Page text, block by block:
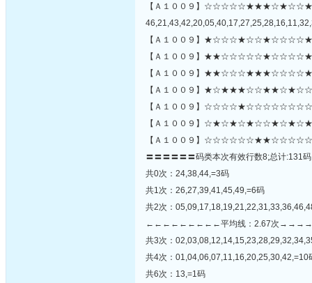
【Ａ１００９】
【Ａ１００９】
【Ａ１００９】
【Ａ１００９】
【Ａ１００９】
【Ａ１００９】
【Ａ１００９】
【Ａ１００９】
〓〓〓〓〓〓码类本次有效行数8;总计:131
共0次：24,38,44,=3码
共1次：26,27,39,41,45,49,=6码
共2次：
←←←←←←←←←平均线：2.67次
共3次：
共4次：01,04,06,07,11,16,20,25,30,42,=10
共6次：13,=1码